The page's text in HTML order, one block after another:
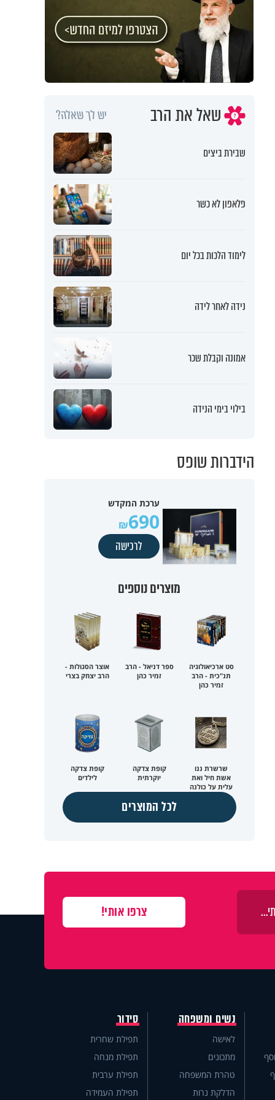
שאל את הרב יש לך שאלה?
שבירת ביצים
פלאפון לא כשר
לימוד הלכות בכל יום
נידה לאחר לידה
אמונה וקבלת שכר
בילוי בימי הנידה
הידברות שופס
ערכת המקדש
690
לרכישה
מוצרים נוספים
סט ארכיאולוגיה
תנ"כית - הרב
זמיר כהן
ספר דניאל - הרב
זמיר כהן
אוצר הסגולות -
הרב יצחק בצרי
שרשרת ננו
אשת חיל ואת
עלית על כולנה
קופת צדקה
יוקרתית
קופת צדקה
לילדים
לכל המוצרים
נשים ומשפחה
לאישה
מתכונים
טהרת המשפחה
הדלקת נרות
סידור
תפילת שחרית
תפילת מנחה
תפילת ערבית
תפילת העמידה